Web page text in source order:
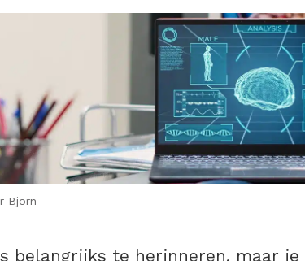
Björn
belangrijks te herinneren, maar